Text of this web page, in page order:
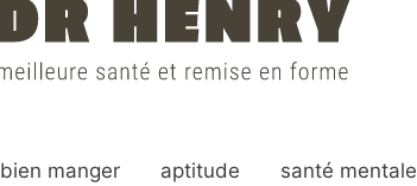
bien manger aptitude santé mentale